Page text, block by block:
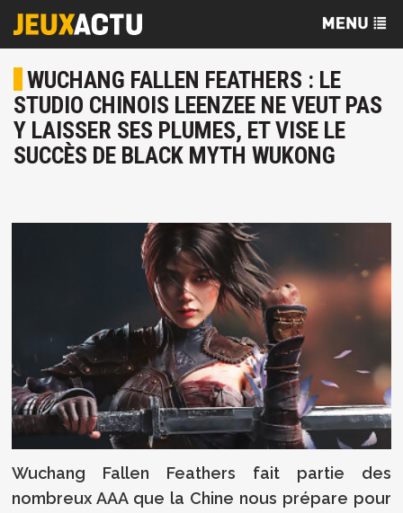
WUCHANG FALLEN FEATHERS : LE
STUDIO CHINOIS LEENZEE NE VEUT PAS
Y LAISSER SES PLUMES, ET VISE LE
SUCCÈS DE BLACK MYTH WUKONG
Wuchang Fallen Feathers fait partie des
nombreux AAA que la Chine nous prépare pour